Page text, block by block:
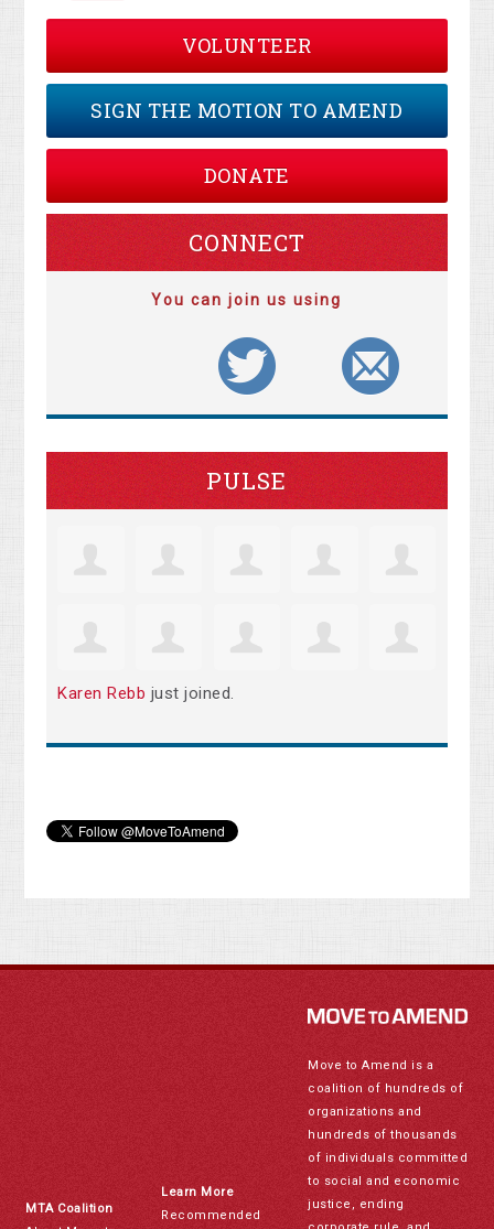
VOLUNTEER
SIGN THE MOTION TO AMEND
DONATE
CONNECT
You can join us using
PULSE
Karen Rebb just joined.
MTA Coalition
Learn More
Recommended
Move to Amend is a
coalition of hundreds of
organizations and
hundreds of thousands
of individuals committed
to social and economic
justice, ending